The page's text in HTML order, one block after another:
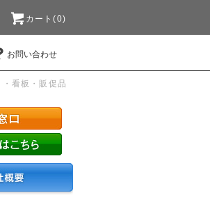
カート(0)
お問い合わせ
看板・販促品